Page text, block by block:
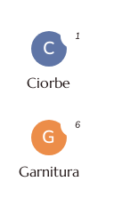
C
Ciorbe
1
G
Garnitura
6